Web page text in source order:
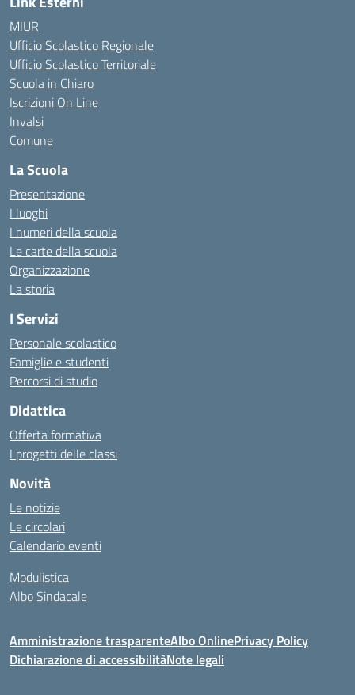
MIUR
Ufficio Scolastico Regionale
Ufficio Scolastico Territoriale
Scuola in Chiaro
Iscrizioni On Line
Invalsi
Comune
La Scuola
Presentazione
I luoghi
I numeri della scuola
Le carte della scuola
Organizzazione
La storia
I Servizi
Personale scolastico
Famiglie e studenti
Percorsi di studio
Didattica
Offerta formativa
I progetti delle classi
Novità
Le notizie
Le circolari
Calendario eventi
Modulistica
Albo Sindacale
Amministrazione trasparenteAlbo OnlinePrivacy Policy
Dichiarazione di accessibilitàNote legali